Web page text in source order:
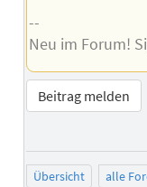
--
Neu im Forum!
Beitrag melden
Übersicht alle